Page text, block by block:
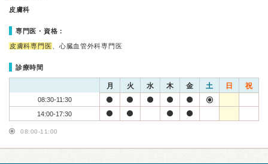
皮膚科
専門医・資格：
皮膚科専門医 、心臓血管外科専門医
診療時間
月 火 水 木 金 土 日 祝
08:30-11:30
14:00-17:30
08:00-11:00